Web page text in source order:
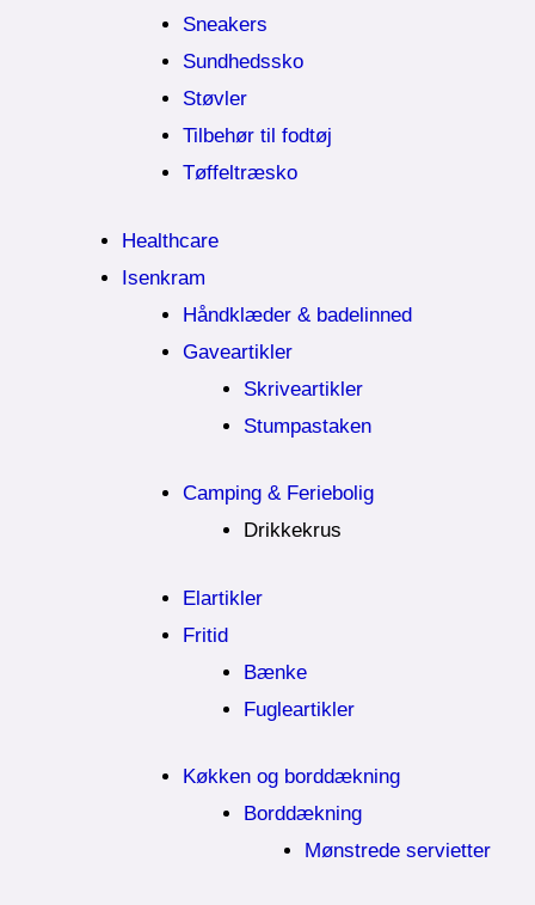
Sneakers
Sundhedssko
Støvler
Tilbehør til fodtøj
Tøffeltræsko
Healthcare
Isenkram
Håndklæder & badelinned
Gaveartikler
Skriveartikler
Stumpastaken
Camping & Feriebolig
Drikkekrus
Elartikler
Fritid
Bænke
Fugleartikler
Køkken og borddækning
Borddækning
Mønstrede servietter